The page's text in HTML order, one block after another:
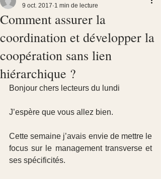
Comment assurer la
coordination et développer la
coopération sans lien
hiérarchique ?
9 oct. 2017 1 min de lecture
Bonjour chers lecteurs du lundi
J’espère que vous allez bien.
Cette semaine j’avais envie de mettre le
focus sur le management transverse et
ses spécificités.